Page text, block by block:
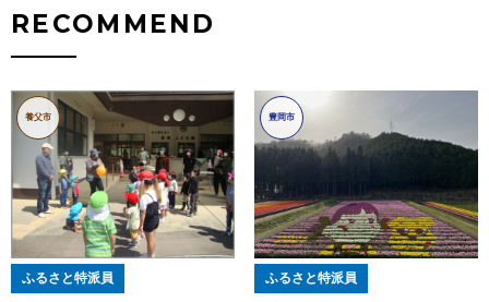
RECOMMEND
養父市
ふるさと特派員
豊岡市
ふるさと特派員